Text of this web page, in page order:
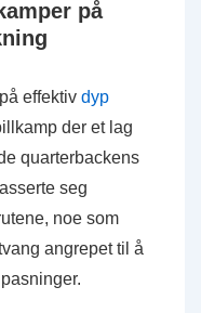
på
effektiv dyp
der et lag
quarterbackens
seg
noe som
angrepet til å